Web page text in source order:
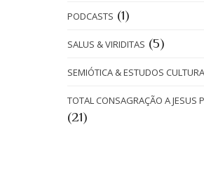
PODCASTS (1)
SALUS & VIRIDITAS (5)
SEMIÓTICA & ESTUDOS
TOTAL CONSAGRAÇÃO A JESUS
(21)